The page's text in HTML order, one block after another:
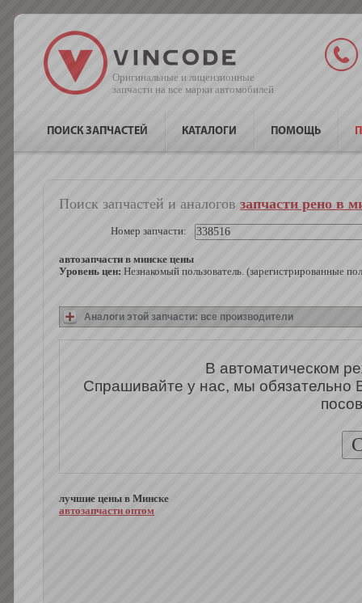
Оригинальные и лицензионные
запчасти на все марки автомобилей
ПОИСК ЗАПЧАСТЕЙ КАТАЛОГИ ПОМОЩЬ
Поиск запчастей и аналогов запчасти рено в
Номер запчасти:
автозапчасти в минске цены
Уровень цен: Незнакомый пользователь. (зарегистрированные
Аналоги этой запчасти: все производители
В автоматическом
Спрашивайте у нас, мы
лучшие цены в Минске
автозапчасти оптом